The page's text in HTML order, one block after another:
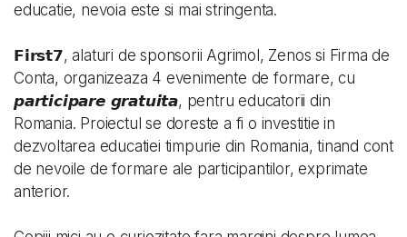
educatie, nevoia este si mai stringenta.
𝗙𝗶𝗿𝘀𝘁𝟳, alaturi de sponsorii Agrimol, Zenos si Firma de
Conta, organizeaza 4 evenimente de formare, cu
𝙥𝙖𝙧𝙩𝙞𝙘𝙞𝙥𝙖𝙧𝙚 𝙜𝙧𝙖𝙩𝙪𝙞𝙩𝙖, pentru educatorii din
Romania. Proiectul se doreste a fi o investitie in
dezvoltarea educatiei timpurie din Romania, tinand cont
de nevoile de formare ale participantilor, exprimate
anterior.